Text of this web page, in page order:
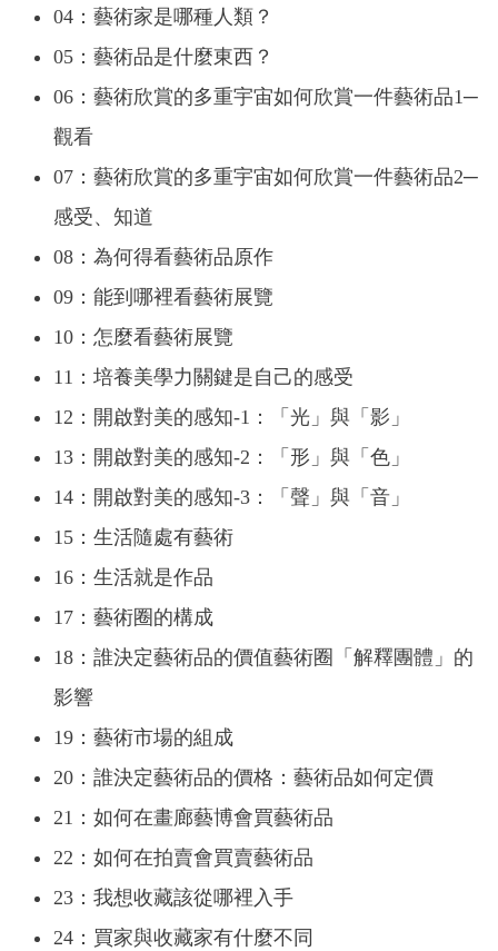
04：藝術家是哪種人類？
05：藝術品是什麼東西？
06：藝術欣賞的多重宇宙如何欣賞一件藝術品1─
觀看
07：藝術欣賞的多重宇宙如何欣賞一件藝術品2─
感受、知道
08：為何得看藝術品原作
09：能到哪裡看藝術展覽
10：怎麼看藝術展覽
11：培養美學力關鍵是自己的感受
12：開啟對美的感知-1：「光」與「影」
13：開啟對美的感知-2：「形」與「色」
14：開啟對美的感知-3：「聲」與「音」
15：生活隨處有藝術
16：生活就是作品
17：藝術圈的構成
18：誰決定藝術品的價值藝術圈「解釋團體」的
影響
19：藝術市場的組成
20：誰決定藝術品的價格：藝術品如何定價
21：如何在畫廊藝博會買藝術品
22：如何在拍賣會買賣藝術品
23：我想收藏該從哪裡入手
24：買家與收藏家有什麼不同